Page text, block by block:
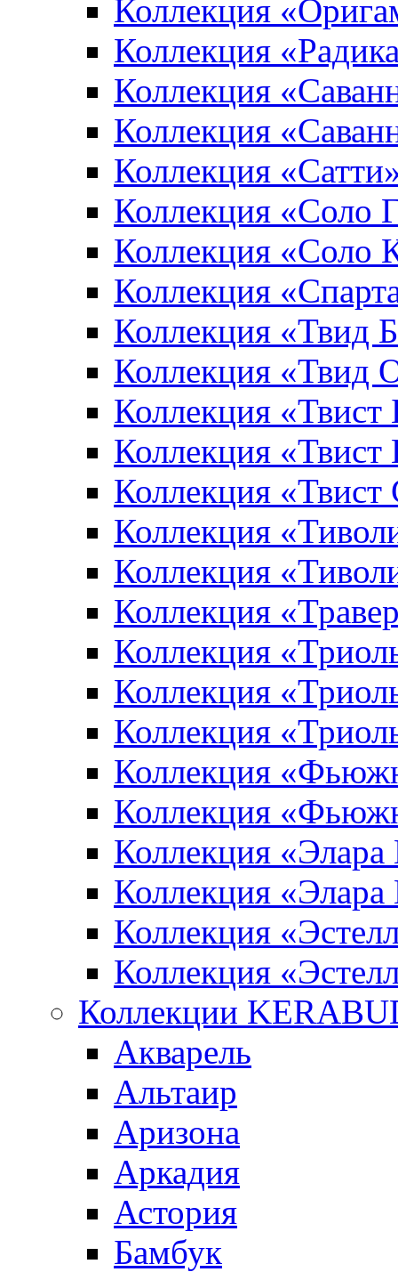
Коллекция
Коллекция
Коллекция
Коллекция
Коллекция
Коллекция «Соло
Коллекция «Соло
Коллекция
Коллекция «Твид
Коллекция «Твид
Коллекция
Коллекция
Коллекция
Коллекция
Коллекция
Коллекция
Коллекция
Коллекция
Коллекция
Коллекция
Коллекция
Коллекция «Элара
Коллекция «Элара
Коллекция
Коллекция
Коллекции
Акварель
Альтаир
Аризона
Аркадия
Астория
Бамбук